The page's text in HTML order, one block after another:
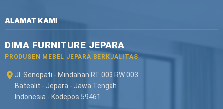
ALAMAT KAMI
DIMA FURNITURE JEPARA
PRODUSEN MEBEL JEPARA BERKUALITAS
Jl. Senopati - Mindahan RT 003 RW 003
Batealit - Jepara - Jawa Tengah
Indonesia - Kodepos 59461